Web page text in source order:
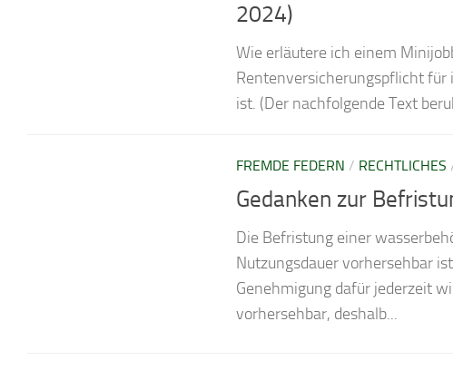
2024)
Wie erläutere ich einem
Rentenversicherungspflicht für
ist. (Der nachfolgende Text
FREMDE FEDERN / RECHTLICHES
Gedanken zur
Die Befristung einer
Nutzungsdauer vorhersehbar
Genehmigung dafür jederzeit
vorhersehbar, deshalb...